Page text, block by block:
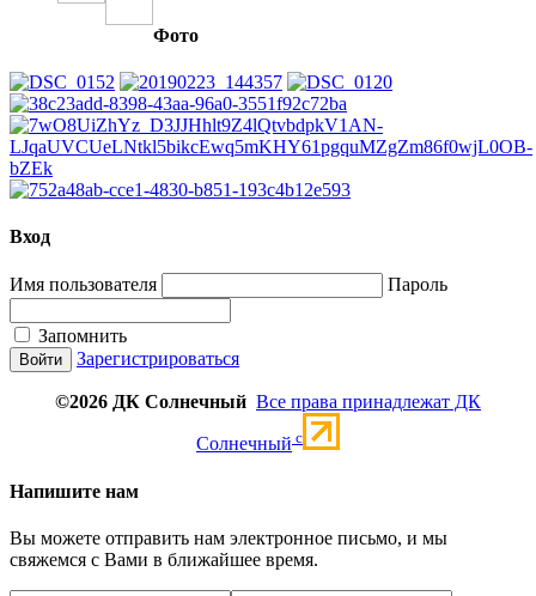
Фото
Вход
Имя пользователя Пароль
Запомнить
Зарегистрироваться
©2026 ДК Солнечный Все права принадлежат ДК
Солнечный c
Напишите нам
Вы можете отправить нам электронное письмо, и мы
свяжемся с Вами в ближайшее время.